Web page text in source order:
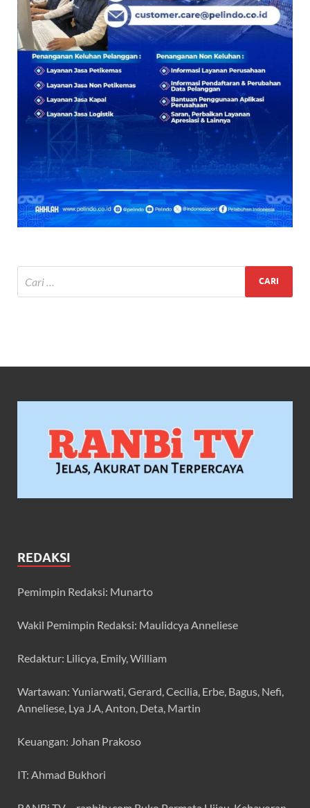
REDAKSI
Pemimpin Redaksi: Munarto
Wakil Pemimpin Redaksi: Maulidcya Anneliese
Redaktur: Lilicya, Emily, William
Wartawan: Yuniarwati, Gerard, Cecilia, Erbe, Bagus, Nefi,
Anneliese, Lya J.A, Anton, Deta, Martin
Keuangan: Johan Prakoso
IT: Ahmad Bukhori